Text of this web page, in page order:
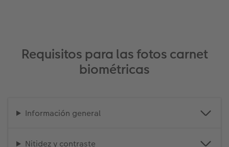
Requisitos para las fotos carnet
biométricas
Información general
Nitidez y contraste